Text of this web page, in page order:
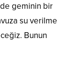
geminin bir
su verilme
Bunun